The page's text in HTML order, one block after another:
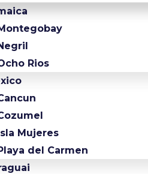
Rios
Mujeres
del Carmen